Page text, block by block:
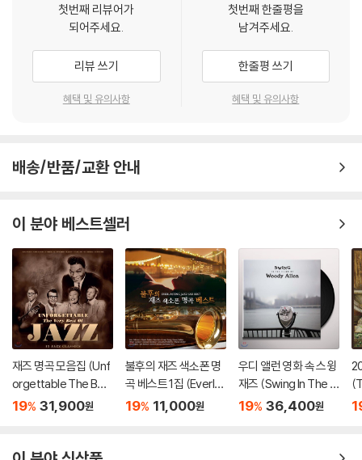
첫번째 리뷰어가
되어주세요.
리뷰 쓰기
혜택 및 유의사항
첫번째 한줄평을
남겨주세요.
한줄평 쓰기
혜택 및 유의사항
배송/반품/교환 안내
이 분야 베스트셀러
재즈 명곡 모음집 (Unf
orgettable The Bes
t of Jazz) [LP]
19% 31,900원
불후의 재즈 색소폰 명
곡 베스트 1집 (Everlas
ting Jazz Sax Best)
19% 11,000원
우디 앨런 영화 속 스윙
재즈 (Swing In The Fil
ms Of Woody Allen)
19% 36,400원